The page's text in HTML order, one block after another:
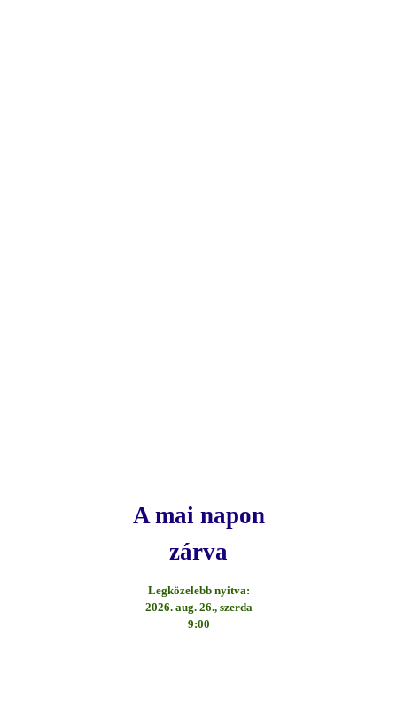
A mai napon
zárva
Legközelebb nyitva:
2026. aug. 26., szerda
9:00